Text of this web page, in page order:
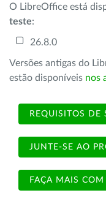
O LibreOffice está
teste:
26.8.0
Versões antigas do
estão disponíveis nos
REQUISITOS DE
JUNTE-SE AO
FAÇA MAIS